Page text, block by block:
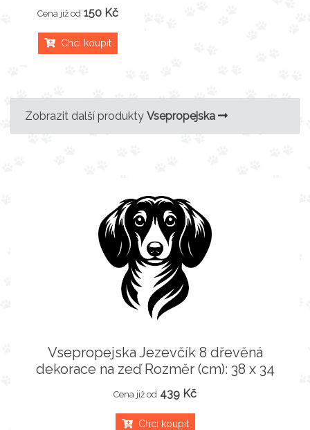
Cena již od 150 Kč
Chci koupit
Zobrazit další produkty Vsepropejska
Vsepropejska Jezevčík 8 dřevěná
dekorace na zeď Rozměr (cm): 38 x 34
Cena již od 439 Kč
Chci koupit